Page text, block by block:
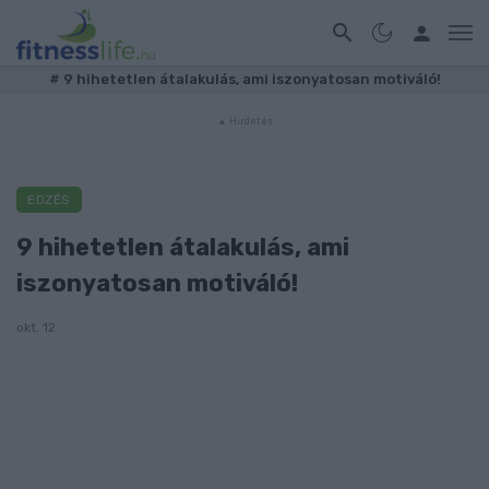
# 9 hihetetlen átalakulás, ami iszonyatosan motiváló!
EDZÉS
9 hihetetlen átalakulás, ami
iszonyatosan motiváló!
okt. 12